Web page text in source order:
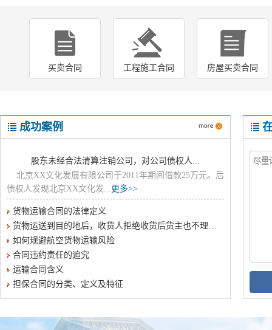
买卖合同 工程施工合同 房屋买卖合同
成功案例
股东未经合法清算注销公司，对公司债权人...
北京XX文化发展有限公司于2011年期间借款25万元。后
债权人发现北京XX文化发... 更多>>
货物运输合同的法律定义
货物运送到目的地后，收货人拒绝收货后货主也不理睬此事，运输方该怎么办？
如何规避航空货物运输风险
合同违约责任的追究
运输合同含义
担保合同的分类、定义及特征